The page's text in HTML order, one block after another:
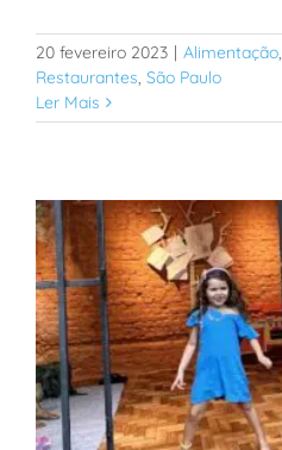
20 fevereiro 2023 Alimentação,
Restaurantes, São Paulo
Ler Mais